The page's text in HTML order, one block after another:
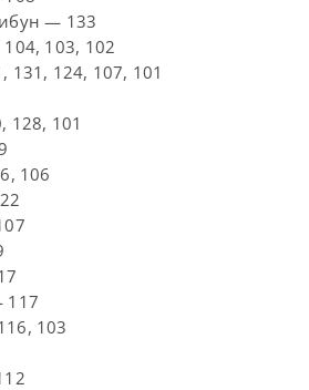
— 133
103, 102
131, 124, 107, 101
128, 101
106
117
103